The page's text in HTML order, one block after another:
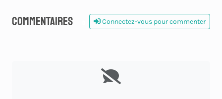
Commentaires Connectez-vous pour commenter